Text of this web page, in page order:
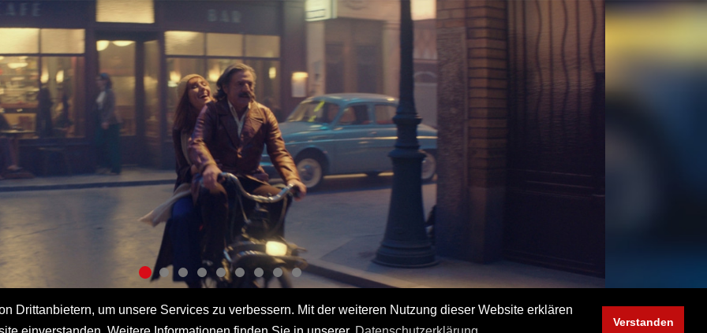
Drittanbietern, um unsere Services zu verbessern. Mit der weiteren Nutzung dieser Website erklären
Verstanden